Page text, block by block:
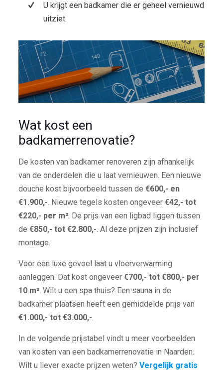
U krijgt een badkamer die er geheel vernieuwd
uitziet.
Wat kost een
badkamerrenovatie?
De kosten van badkamer renoveren zijn afhankelijk
van de onderdelen die u laat vernieuwen. Een nieuwe
douche kost bijvoorbeeld tussen de €600,- en
€1.900,-. Nieuwe tegels kosten ongeveer €42,- tot
€220,- per m². De prijs van een ligbad liggen tussen
de €850,- tot €2.800,-. Al deze prijzen zijn inclusief
montage.
Voor een luxe gevoel laat u vloerverwarming
aanleggen. Dat kost ongeveer €700,- tot €800,- per
10 m². Wilt u een spa thuis? Een sauna in de
badkamer plaatsen heeft een gemiddelde prijs van
€1.000,- tot €3.000,-.
In de volgende prijstabel vindt u meer voorbeelden
van kosten van een badkamerrenovatie in Naarden.
Wilt u liever exacte prijzen weten? Vergelijk gratis